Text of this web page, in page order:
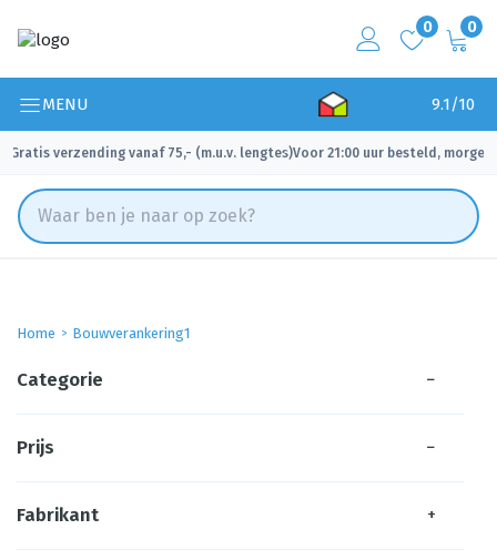
0 0
MENU 9.1/10
Gratis verzending vanaf 75,- (m.u.v. lengtes)
✓ Voor 21:00 uur besteld, morgen
Home Bouwverankering1
Categorie −
Prijs −
Fabrikant +